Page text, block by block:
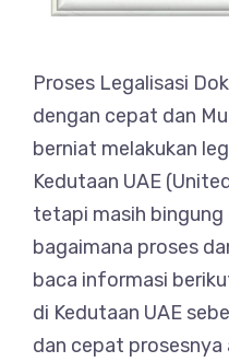
Proses Legalisasi
dengan cepat dan
berniat melakukan
Kedutaan UAE
tetapi masih bingung
bagaimana proses
baca informasi
di Kedutaan UAE
dan cepat